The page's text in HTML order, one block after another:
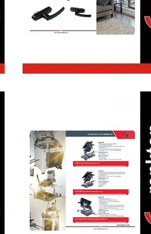
Menteşeler
Aluminyum &
Pvc Makineleri